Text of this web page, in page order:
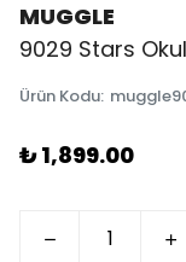
MUGGLE
9029 Stars
Ürün Kodu:
₺ 1,899.00